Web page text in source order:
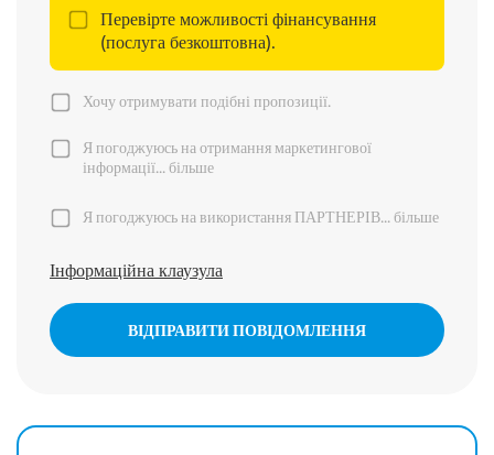
Перевірте можливості фінансування
(послуга безкоштовна).
Хочу отримувати подібні пропозиції.
Я погоджуюсь на отримання маркетингової
інформації...більше
Я погоджуюсь на використання ПАРТНЕРІВ...більше
Інформаційна клаузула
ВІДПРАВИТИ ПОВІДОМЛЕННЯ